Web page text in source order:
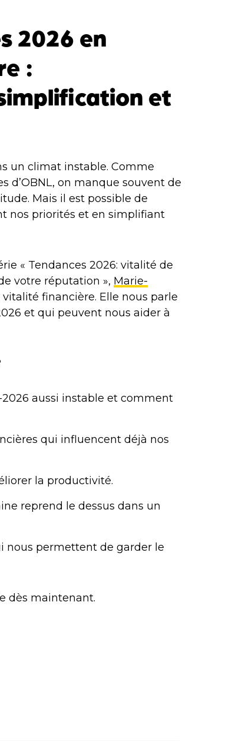
2026 en
:
et
un climat instable. Comme
d’OBNL, on manque souvent de
Mais il est possible de
nos priorités et en simplifiant
« Tendances 2026: vitalité de
votre réputation », Marie-
financière. Elle nous parle
et qui peuvent nous aider à
aussi instable et comment
qui influencent déjà nos
la productivité.
reprend le dessus dans un
nous permettent de garder le
dès maintenant.